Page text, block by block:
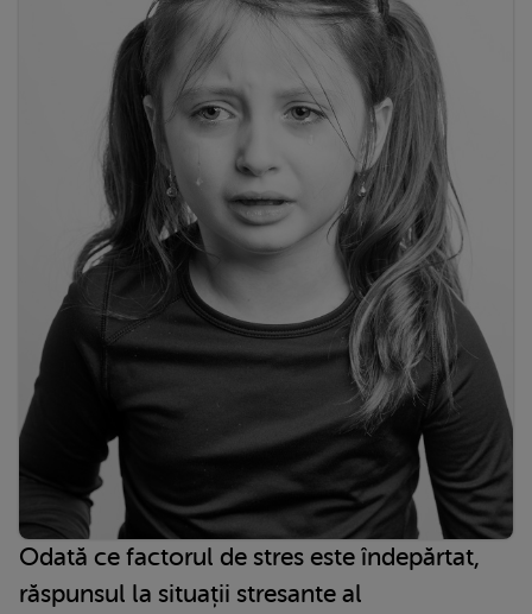
Odată ce factorul de stres este îndepărtat,
răspunsul la situații stresante al